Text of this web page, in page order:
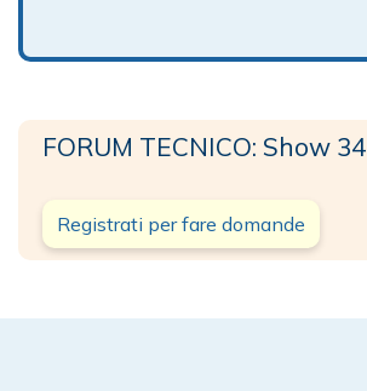
FORUM TECNICO: Show 34
Registrati per fare domande